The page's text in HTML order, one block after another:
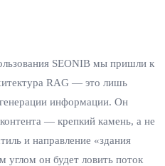
SEONIB мы пришли к
RAG — это лишь
информации. Он
— крепкий камень, а не
и направление «здания
углом он будет ловить поток